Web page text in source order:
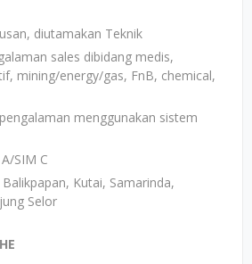
diutamakan Teknik
sales dibidang medis,
mining/energy/gas, FnB, chemical,
menggunakan sistem
SIM C
Kutai, Samarinda,
Selor